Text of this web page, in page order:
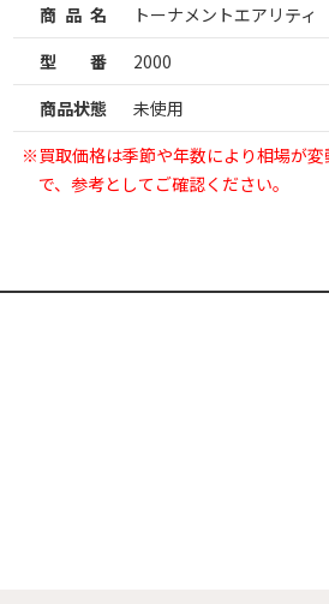
商 品 名
トーナメントエアリティ
型 番
2000
商品状態
未使用
※買取価格は季節や年数により相場が変
で、参考としてご確認ください。